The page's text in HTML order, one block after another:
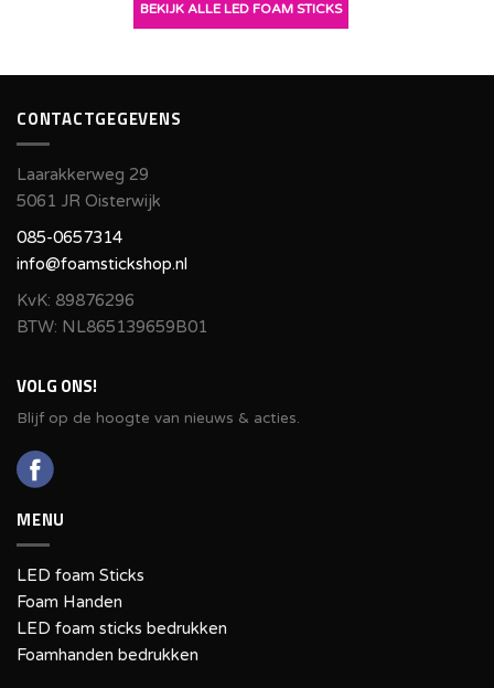
BEKIJK ALLE LED FOAM STICKS
CONTACTGEGEVENS
Laarakkerweg 29
5061 JR Oisterwijk
085-0657314
info@foamstickshop.nl
KvK: 89876296
BTW: NL865139659B01
VOLG ONS!
Blijf op de hoogte van nieuws & acties.
MENU
LED foam Sticks
Foam Handen
LED foam sticks bedrukken
Foamhanden bedrukken